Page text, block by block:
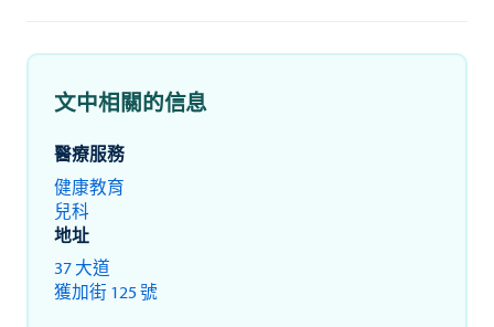
文中相關的信息
醫療服務
健康教育
兒科
地址
37 大道
獲加街 125 號